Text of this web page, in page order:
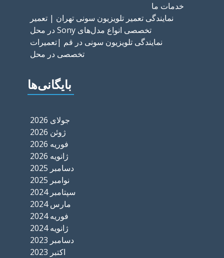
خدمات ما
نمایندگی تعمیر تلویزیون سونی تهران | تعمیر
تخصصی انواع مدل‌های Sony در محل
نمایندگی تلویزیون سونی در قم |تعمیرات
تخصصی در محل
بایگانی‌ها
جولای 2026
ژوئن 2026
فوریه 2026
ژانویه 2026
دسامبر 2025
نوامبر 2025
سپتامبر 2024
مارس 2024
فوریه 2024
ژانویه 2024
دسامبر 2023
اکتبر 2023